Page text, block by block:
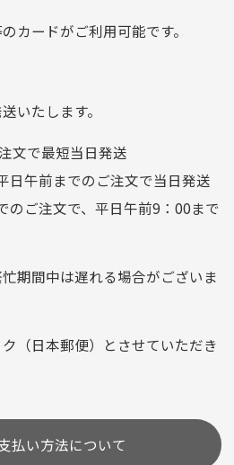
（読みヨンナナハチ）
金
一条
ございます。
カードがご利用可能です。
いたします。
文で最短当日発送
日午前までのご注文で当日発送
のご注文で、平日午前9：00まで
期間中は遅れる場合がございま
（日本郵便）とさせていただき
払い方法について